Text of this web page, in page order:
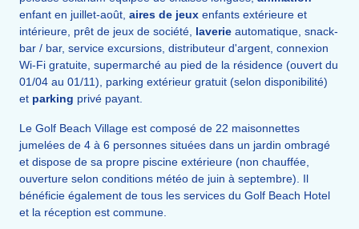
enfant en juillet-août, aires de jeux enfants extérieure et
intérieure, prêt de jeux de société, laverie automatique, snack-
bar / bar, service excursions, distributeur d'argent, connexion
Wi-Fi gratuite, supermarché au pied de la résidence (ouvert du
01/04 au 01/11), parking extérieur gratuit (selon disponibilité)
et parking privé payant.
Le Golf Beach Village est composé de 22 maisonnettes
jumelées de 4 à 6 personnes situées dans un jardin ombragé
et dispose de sa propre piscine extérieure (non chauffée,
ouverture selon conditions météo de juin à septembre). Il
bénéficie également de tous les services du Golf Beach Hotel
et la réception est commune.